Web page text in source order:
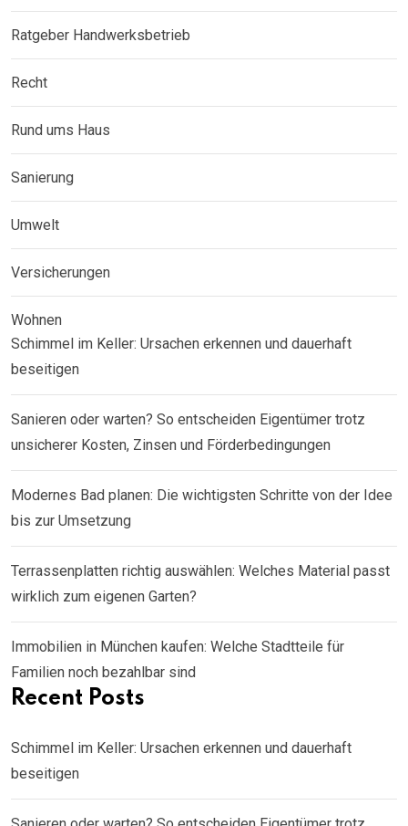
Ratgeber Handwerksbetrieb
Recht
Rund ums Haus
Sanierung
Umwelt
Versicherungen
Wohnen
Schimmel im Keller: Ursachen erkennen und dauerhaft
beseitigen
Sanieren oder warten? So entscheiden Eigentümer trotz
unsicherer Kosten, Zinsen und Förderbedingungen
Modernes Bad planen: Die wichtigsten Schritte von der Idee
bis zur Umsetzung
Terrassenplatten richtig auswählen: Welches Material passt
wirklich zum eigenen Garten?
Immobilien in München kaufen: Welche Stadtteile für
Familien noch bezahlbar sind
Recent Posts
Schimmel im Keller: Ursachen erkennen und dauerhaft
beseitigen